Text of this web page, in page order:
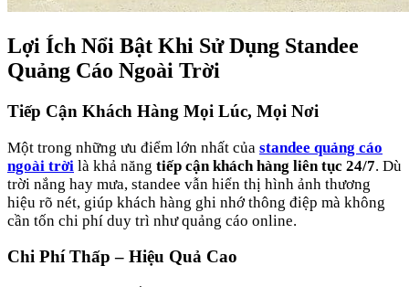
Lợi Ích Nổi Bật Khi Sử Dụng Standee
Quảng Cáo Ngoài Trời
Tiếp Cận Khách Hàng Mọi Lúc, Mọi Nơi
Một trong những ưu điểm lớn nhất của standee quảng cáo
ngoài trời là khả năng tiếp cận khách hàng liên tục 24/7. Dù
trời nắng hay mưa, standee vẫn hiển thị hình ảnh thương
hiệu rõ nét, giúp khách hàng ghi nhớ thông điệp mà không
cần tốn chi phí duy trì như quảng cáo online.
Chi Phí Thấp – Hiệu Quả Cao